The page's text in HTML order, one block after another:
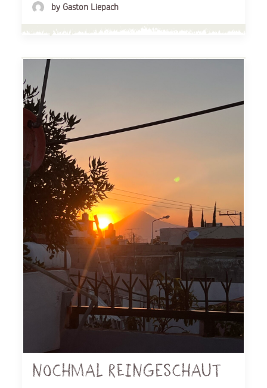
by Gaston Liepach
Nochmal reingeschaut